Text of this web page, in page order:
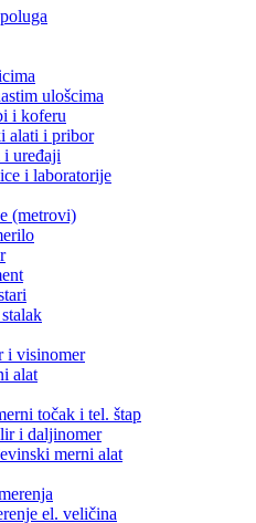
ulošcima
i koferu
alati i pribor
uređaji
i laboratorije
(metrovi)
i visinomer
alat
točak i tel. štap
i daljinomer
merni alat
el. veličina